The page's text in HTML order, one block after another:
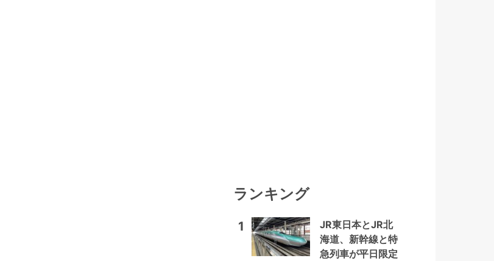
ランキング
1
JR東日本とJR北
海道、新幹線と特
急列車が平日限定